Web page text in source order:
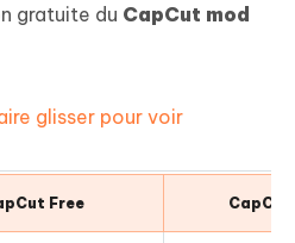
gratuite du CapCut mod
glisser pour voir
Free CapCut